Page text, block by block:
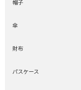
帽子
傘
財布
パスケース